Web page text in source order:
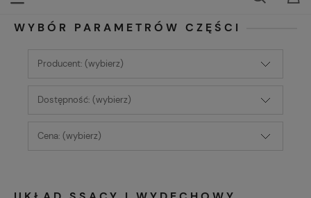
WYBÓR PARAMETRÓW CZĘŚCI
Producent: (wybierz)
Dostępność: (wybierz)
Cena: (wybierz)